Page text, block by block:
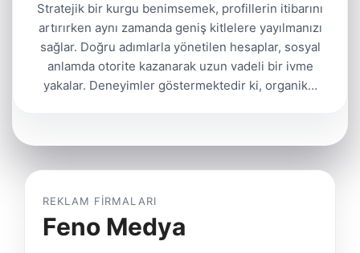
Stratejik bir kurgu benimsemek, profillerin itibarını
artırırken aynı zamanda geniş kitlelere yayılmanızı
sağlar. Doğru adımlarla yönetilen hesaplar, sosyal
anlamda otorite kazanarak uzun vadeli bir ivme
yakalar. Deneyimler göstermektedir ki, organik…
REKLAM FIRMALARI
Feno Medya